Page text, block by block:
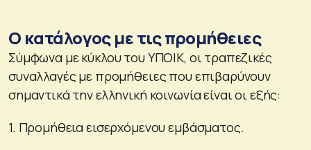
Ο κατάλογος με τις προμήθειες
Σύμφωνα με κύκλου του ΥΠΟΙΚ, οι τραπεζικές
συναλλαγές με προμήθειες που επιβαρύνουν
σημαντικά την ελληνική κοινωνία είναι οι εξής:
1. Προμήθεια εισερχόμενου εμβάσματος.